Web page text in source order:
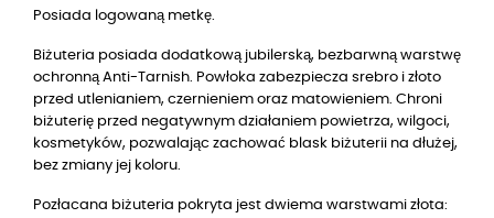
Posiada logowaną metkę.
Biżuteria posiada dodatkową jubilerską, bezbarwną warstwę
ochronną Anti-Tarnish. Powłoka zabezpiecza srebro i złoto
przed utlenianiem, czernieniem oraz matowieniem. Chroni
biżuterię przed negatywnym działaniem powietrza, wilgoci,
kosmetyków, pozwalając zachować blask biżuterii na dłużej,
bez zmiany jej koloru.
Pozłacana biżuteria pokryta jest dwiema warstwami złota: